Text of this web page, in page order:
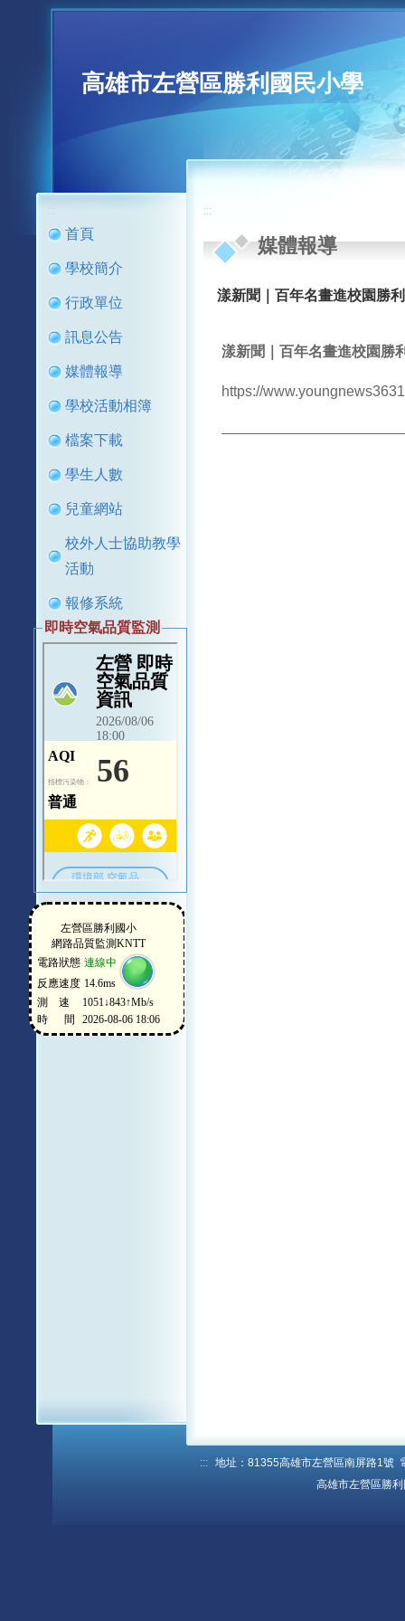
高雄市左營區勝利國民小學
:::
首頁
學校簡介
行政單位
訊息公告
媒體報導
學校活動相簿
檔案下載
學生人數
兒童網站
校外人士協助教學
活動
報修系統
即時空氣品質監測
:::
媒體報導
漾新聞｜百年名畫進校園勝
漾新聞｜百年名畫進校園勝
https://
:::
地址：81355高雄市左營區南屏路1號
高雄市左營區勝